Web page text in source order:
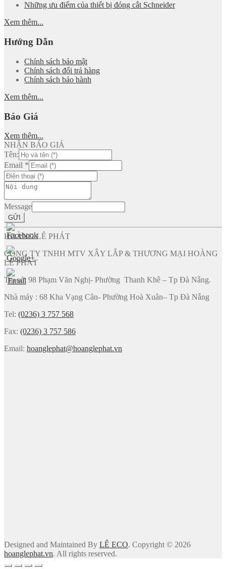
Những ưu điểm của thiết bị đóng cắt Schneider
Xem thêm...
Hướng Dẫn
Chính sách bảo mật
Chính sách đổi trả hàng
Chính sách bảo hành
Xem thêm...
Báo Giá
Xem thêm...
NHẬN BÁO GIÁ
Tên:
Email *
Message
GỬI
HOÀNG LÊ PHÁT
CÔNG TY TNHH MTV XÂY LẮP & THƯƠNG MẠI HOÀNG
LÊ PHÁT
Trụ sở: 98 Phạm Văn Nghị- Phường Thanh Khê – Tp Đà Nẵng.
Nhà máy : 68 Kha Vạng Cân- Phường Hoà Xuân– Tp Đà Nẵng
Tel: (0236) 3 757 568
Fax: (0236) 3 757 586
Email: hoanglephat@hoanglephat.vn
Designed and Maintained By LÊ ECO. Copyright © 2026
hoanglephat.vn. All rights reserved.